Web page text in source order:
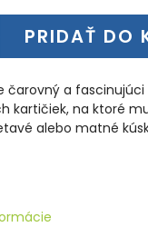
PRIDAŤ DO
čarovný a
kartičiek, na ktoré
alebo matné